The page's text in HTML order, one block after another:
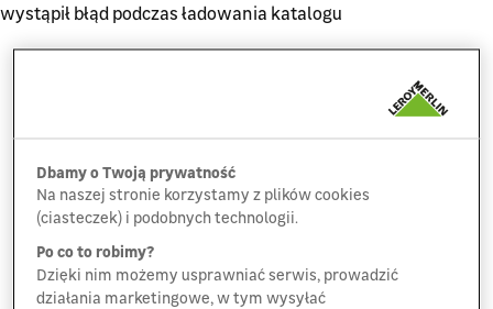
wystąpił błąd podczas ładowania katalogu
Dbamy o Twoją prywatność
Na naszej stronie korzystamy z plików cookies
(ciasteczek) i podobnych technologii.
Po co to robimy?
Dzięki nim możemy usprawniać serwis, prowadzić
działania marketingowe, w tym wysyłać